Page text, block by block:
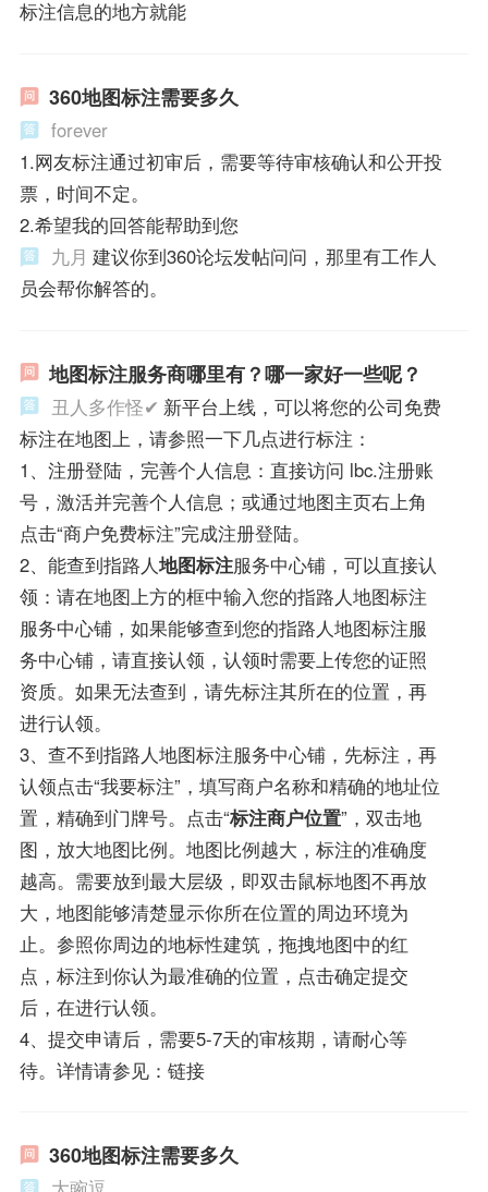
标注信息的地方就能
360地图标注需要多久
forever
1.网友标注通过初审后，需要等待审核确认和公开投
票，时间不定。
2.希望我的回答能帮助到您
九月 建议你到360论坛发帖问问，那里有工作人
员会帮你解答的。
地图标注服务商哪里有？哪一家好一些呢？
丑人多作怪✔ 新平台上线，可以将您的公司免费
标注在地图上，请参照一下几点进行标注：
1、注册登陆，完善个人信息：直接访问 lbc.注册账
号，激活并完善个人信息；或通过地图主页右上角
点击“商户免费标注”完成注册登陆。
2、能查到指路人地图标注服务中心铺，可以直接认
领：请在地图上方的框中输入您的指路人地图标注
服务中心铺，如果能够查到您的指路人地图标注服
务中心铺，请直接认领，认领时需要上传您的证照
资质。如果无法查到，请先标注其所在的位置，再
进行认领。
3、查不到指路人地图标注服务中心铺，先标注，再
认领点击“我要标注”，填写商户名称和精确的地址位
置，精确到门牌号。点击“标注商户位置”，双击地
图，放大地图比例。地图比例越大，标注的准确度
越高。需要放到最大层级，即双击鼠标地图不再放
大，地图能够清楚显示你所在位置的周边环境为
止。参照你周边的地标性建筑，拖拽地图中的红
点，标注到你认为最准确的位置，点击确定提交
后，在进行认领。
4、提交申请后，需要5-7天的审核期，请耐心等
待。详情请参见：链接
360地图标注需要多久